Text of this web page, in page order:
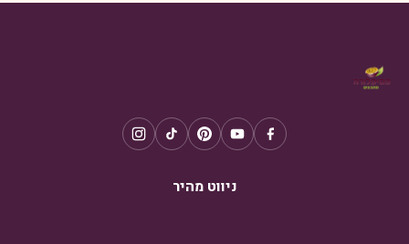
ניווט מהיר